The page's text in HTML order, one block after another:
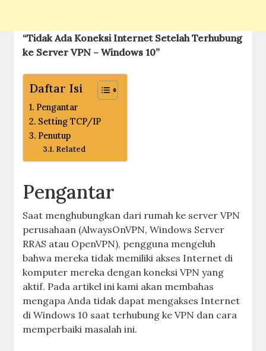
“Tidak Ada Koneksi Internet Setelah Terhubung
ke Server VPN – Windows 10”
Daftar Isi
Pengantar
Setting TCP/IP
Penutup
Related
Pengantar
Saat menghubungkan dari rumah ke server VPN
perusahaan (AlwaysOnVPN, Windows Server
RRAS atau OpenVPN), pengguna mengeluh
bahwa mereka tidak memiliki akses Internet di
komputer mereka dengan koneksi VPN yang
aktif. Pada artikel ini kami akan membahas
mengapa Anda tidak dapat mengakses Internet
di Windows 10 saat terhubung ke VPN dan cara
memperbaiki masalah ini.